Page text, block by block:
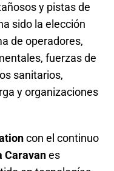
y pistas de
sido la elección
de operadores,
fuerzas de
sanitarios,
y organizaciones
con el continuo
Caravanes